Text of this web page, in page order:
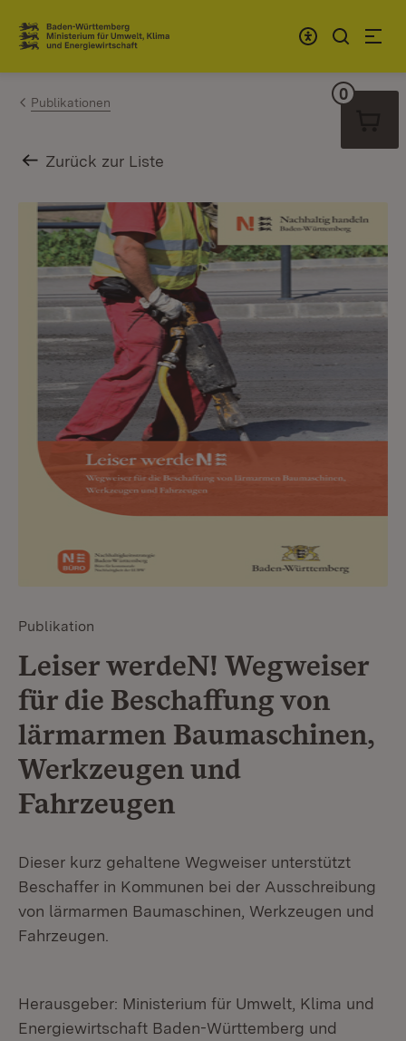
Zum Inhalt springen
Link zur Startseite
Publikationen
Zurück zur Liste
Publikation
Leiser werdeN! Wegweiser
für die Beschaffung von
lärmarmen Baumaschinen,
Werkzeugen und
Fahrzeugen
Dieser kurz gehaltene Wegweiser unterstützt
Beschaffer in Kommunen bei der Ausschreibung
von lärmarmen Baumaschinen, Werkzeugen und
Fahrzeugen.
Herausgeber: Ministerium für Umwelt, Klima und
Energiewirtschaft Baden-Württemberg und
0